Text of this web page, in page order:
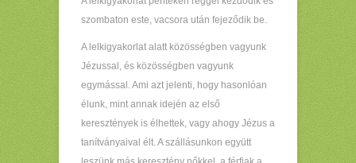
szombaton este, vacsora után fejeződik be.
A lelkigyakorlat alatt közösségben vagyunk
Jézussal, és közösségben vagyunk
egymással. Ami azt jelenti, hogy hasonlóan
élunk, mint annak idején az első
keresztények is élhettek, vagy ahogy Jézus a
tanítványaival élt. A szállásunkon együtt